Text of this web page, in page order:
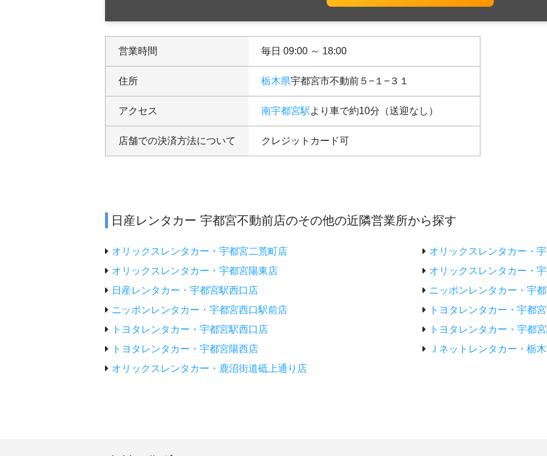
営業時間 毎日 09:00 ～ 18:00
住所 栃木県宇都宮市不動前５−１−３１
アクセス 南宇都宮駅より車で約10分（送迎なし）
店舗での決済方法について クレジットカード可
日産レンタカー 宇都宮不動前店のその他の近隣営業所から探す
オリックスレンタカー・宇都宮二荒町店
オリックスレンタカー・
オリックスレンタカー・宇都宮陽東店
オリックスレンタカー・
日産レンタカー・宇都宮駅西口店
ニッポンレンタカー・宇
ニッポンレンタカー・宇都宮西口駅前店
トヨタレンタカー・宇都
トヨタレンタカー・宇都宮駅西口店
トヨタレンタカー・宇都
トヨタレンタカー・宇都宮陽西店
Ｊネットレンタカー・栃
オリックスレンタカー・鹿沼街道砥上通り店